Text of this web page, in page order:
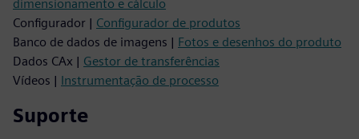
dimensionamento e cálculo
Configurador | Configurador de produtos
Banco de dados de imagens | Fotos e desenhos do produto
Dados CAx | Gestor de transferências
Vídeos | Instrumentação de processo
Suporte